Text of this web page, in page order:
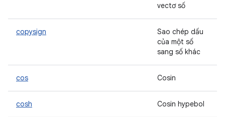
vectơ số
copysign
Sao chép dấu
của một số
sang số khác
cos Cosin
cosh Cosin hypebol